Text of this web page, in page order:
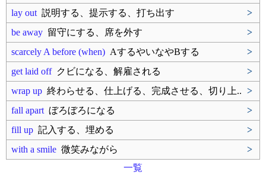
lay out 説明する、提示する、打ち出す
>
be away 留守にする、席を外す
>
scarcely A before (when) AするやいなやBする
>
get laid offクビになる、解雇される
>
wrap up 終わらせる、仕上げる、完成させる、切り上.. >
fall apart ぼろぼろになる
>
fill up 記入する、埋める
>
with a smile 微笑みながら
>
一覧